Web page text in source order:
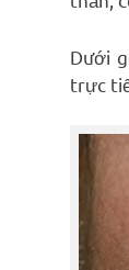
Dưới
trực